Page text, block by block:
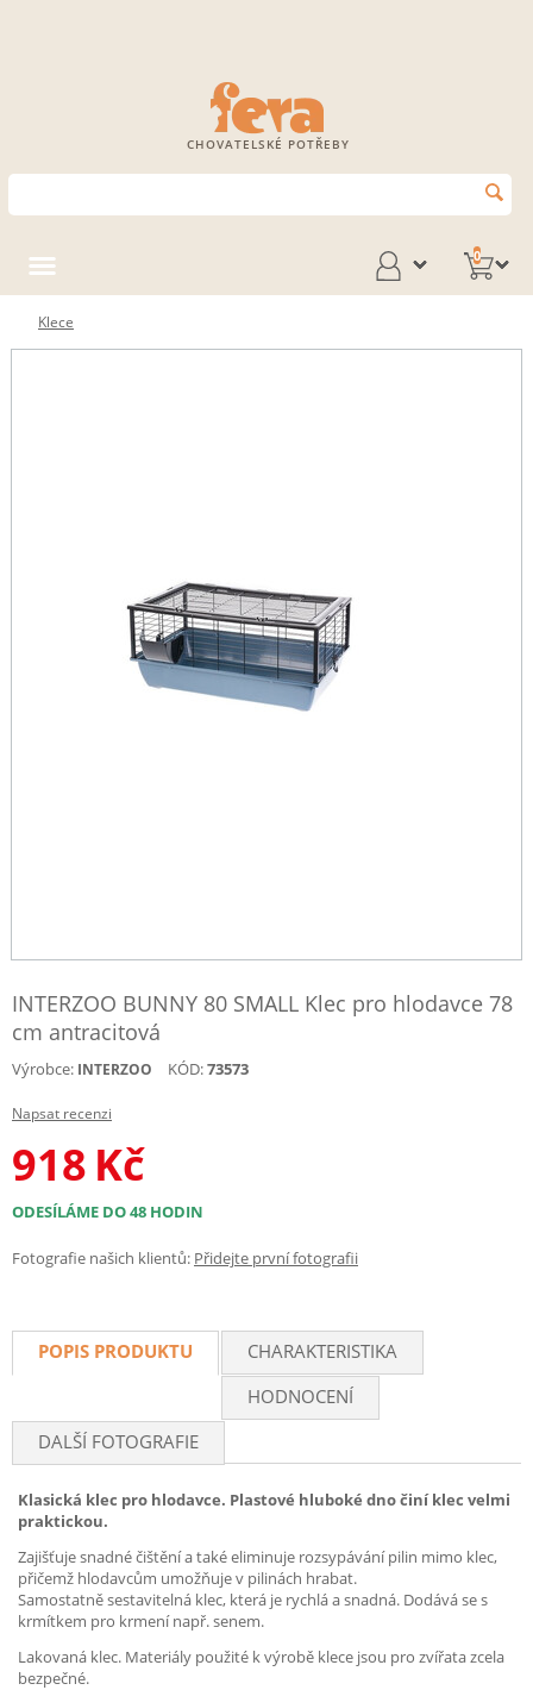
CHOVATELSKÉ POTŘEBY
0
Klece
INTERZOO BUNNY 80 SMALL Klec pro hlodavce 78
cm antracitová
Výrobce: INTERZOO KÓD:73573
Napsat recenzi
918 Kč
ODESÍLÁME DO 48 HODIN
Fotografie našich klientů: Přidejte první fotografii
POPIS PRODUKTU
CHARAKTERISTIKA
HODNOCENÍ
DALŠÍ FOTOGRAFIE
Klasická klec pro hlodavce. Plastové hluboké dno činí klec velmi
praktickou.
Zajišťuje snadné čištění a také eliminuje rozsypávání pilin mimo klec,
přičemž hlodavcům umožňuje v pilinách hrabat.
Samostatně sestavitelná klec, která je rychlá a snadná. Dodává se s
krmítkem pro krmení např. senem.
Lakovaná klec. Materiály použité k výrobě klece jsou pro zvířata zcela
bezpečné.